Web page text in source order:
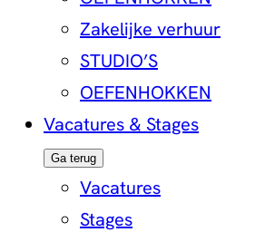
Zakelijke verhuur
STUDIO’S
OEFENHOKKEN
Vacatures & Stages
Ga terug
Vacatures
Stages